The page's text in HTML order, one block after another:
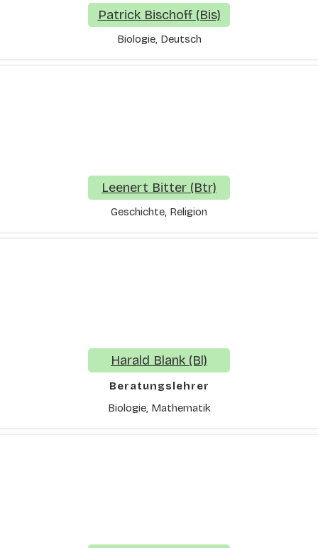
Patrick Bischoff (Bis)
Biologie, Deutsch
Leenert Bitter (Btr)
Geschichte, Religion
Harald Blank (Bl)
Beratungslehrer
Biologie, Mathematik